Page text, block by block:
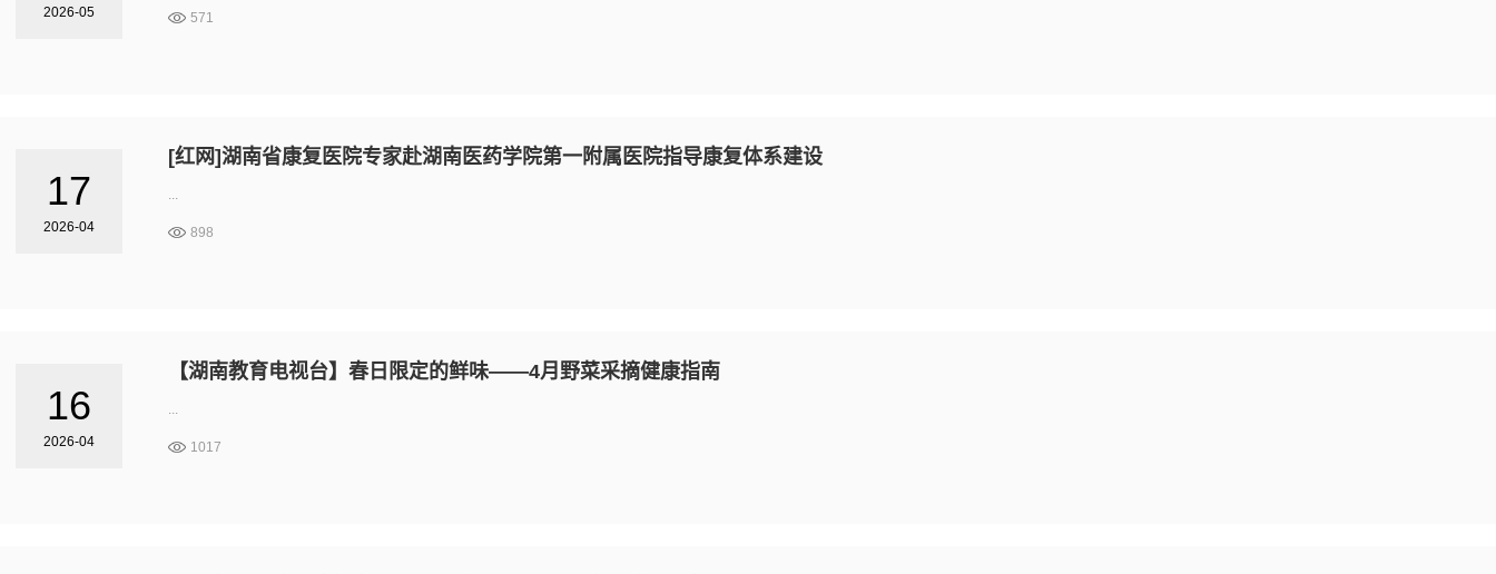
2026-05 571
17
2026-04
[红网]湖南省康复医院专家赴湖南医药学院第一附属医院指导康复体系建设
...
898
16
2026-04
【湖南教育电视台】春日限定的鲜味——4月野菜采摘健康指南
...
1017